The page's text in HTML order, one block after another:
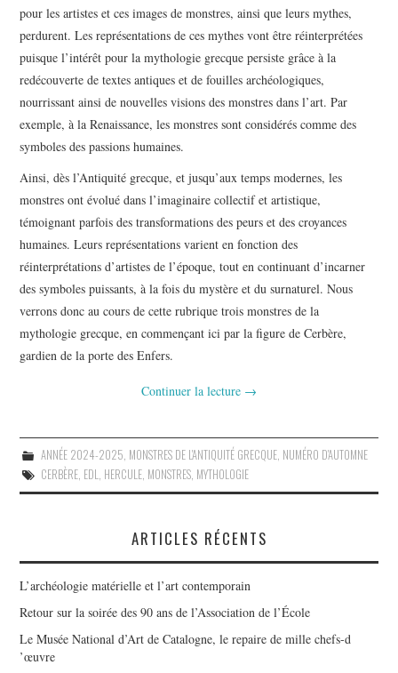
pour les artistes et ces images de monstres, ainsi que leurs mythes,
perdurent. Les représentations de ces mythes vont être réinterprétées
puisque l’intérêt pour la mythologie grecque persiste grâce à la
redécouverte de textes antiques et de fouilles archéologiques,
nourrissant ainsi de nouvelles visions des monstres dans l’art. Par
exemple, à la Renaissance, les monstres sont considérés comme des
symboles des passions humaines.
Ainsi, dès l’Antiquité grecque, et jusqu’aux temps modernes, les
monstres ont évolué dans l’imaginaire collectif et artistique,
témoignant parfois des transformations des peurs et des croyances
humaines. Leurs représentations varient en fonction des
réinterprétations d’artistes de l’époque, tout en continuant d’incarner
des symboles puissants, à la fois du mystère et du surnaturel. Nous
verrons donc au cours de cette rubrique trois monstres de la
mythologie grecque, en commençant ici par la figure de Cerbère,
gardien de la porte des Enfers.
Continuer la lecture →
ANNÉE 2024-2025, MONSTRES DE L'ANTIQUITÉ GRECQUE, NUMÉRO D'AUTOMNE
CERBÈRE, EDL, HERCULE, MONSTRES, MYTHOLOGIE
ARTICLES RÉCENTS
L’archéologie matérielle et l’art contemporain
Retour sur la soirée des 90 ans de l’Association de l’École
Le Musée National d’Art de Catalogne, le repaire de mille chefs-d
’œuvre